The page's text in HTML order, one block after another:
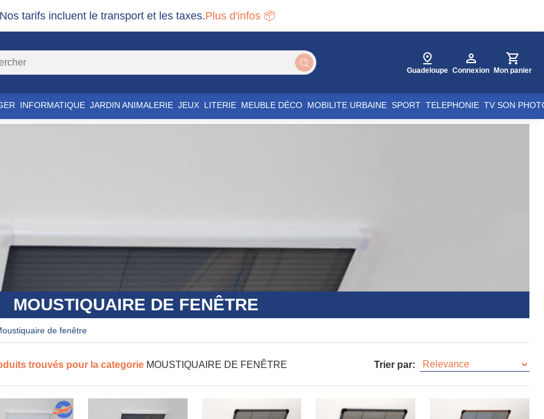
tarifs incluent le transport et les taxes.Plus d'infos 📦
Guadeloupe Connexion Mon panier
INFORMATIQUE JARDIN ANIMALERIE JEUX LITERIE MEUBLE DÉCO MOBILITE URBAINE SPORT TELEPHONIE TV SON
MOUSTIQUAIRE DE FENÊTRE
moustiquaire de fenêtre
trouvés pour la categorie MOUSTIQUAIRE DE FENÊTRE Trier par: